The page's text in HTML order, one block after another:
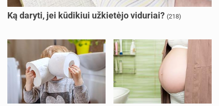
Ką daryti, jei kūdikiui užkietėjo viduriai? (218)